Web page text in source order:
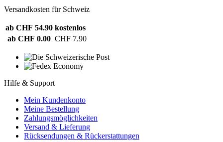
Versandkosten für Schweiz
ab CHF 54.90 kostenlos
ab CHF 0.00 CHF 7.90
Hilfe & Support
Mein Kundenkonto
Meine Bestellung
Zahlungsmöglichkeiten
Versand & Lieferung
Rücksendungen & Rückerstattungen